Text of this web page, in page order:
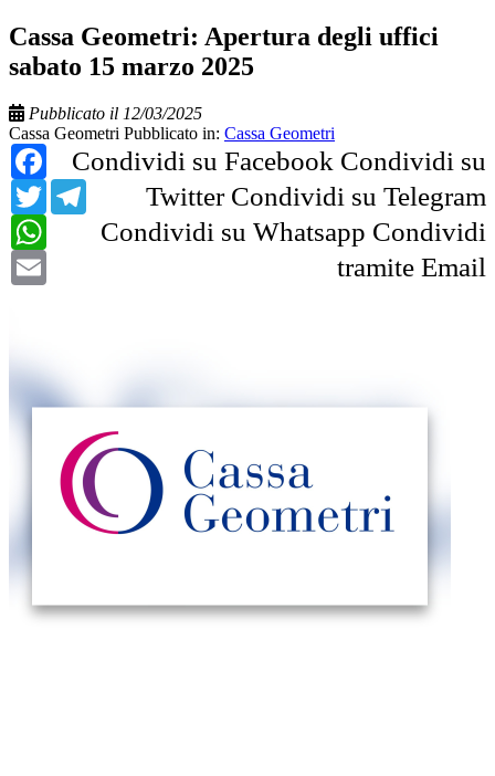
Cassa Geometri: Apertura degli uffici
sabato 15 marzo 2025
Pubblicato il 12/03/2025
Cassa Geometri Pubblicato in: Cassa Geometri
Condividi su Facebook
Facebook
Condividi su
Twitter
Twitter Condividi su Telegram
Telegram
Condividi su Whatsapp
WhatsApp
Condividi
tramite Email